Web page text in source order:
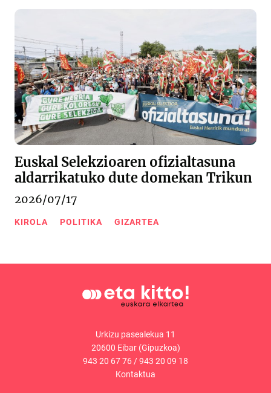
Euskal Selekzioaren ofizialtasuna
aldarrikatuko dute domekan Trikun
2026/07/17
KIROLA POLITIKA GIZARTEA
Urkizu pasealekua 11
20600 Eibar (Gipuzkoa)
943 20 67 76/943 20 09 18
Kontaktua